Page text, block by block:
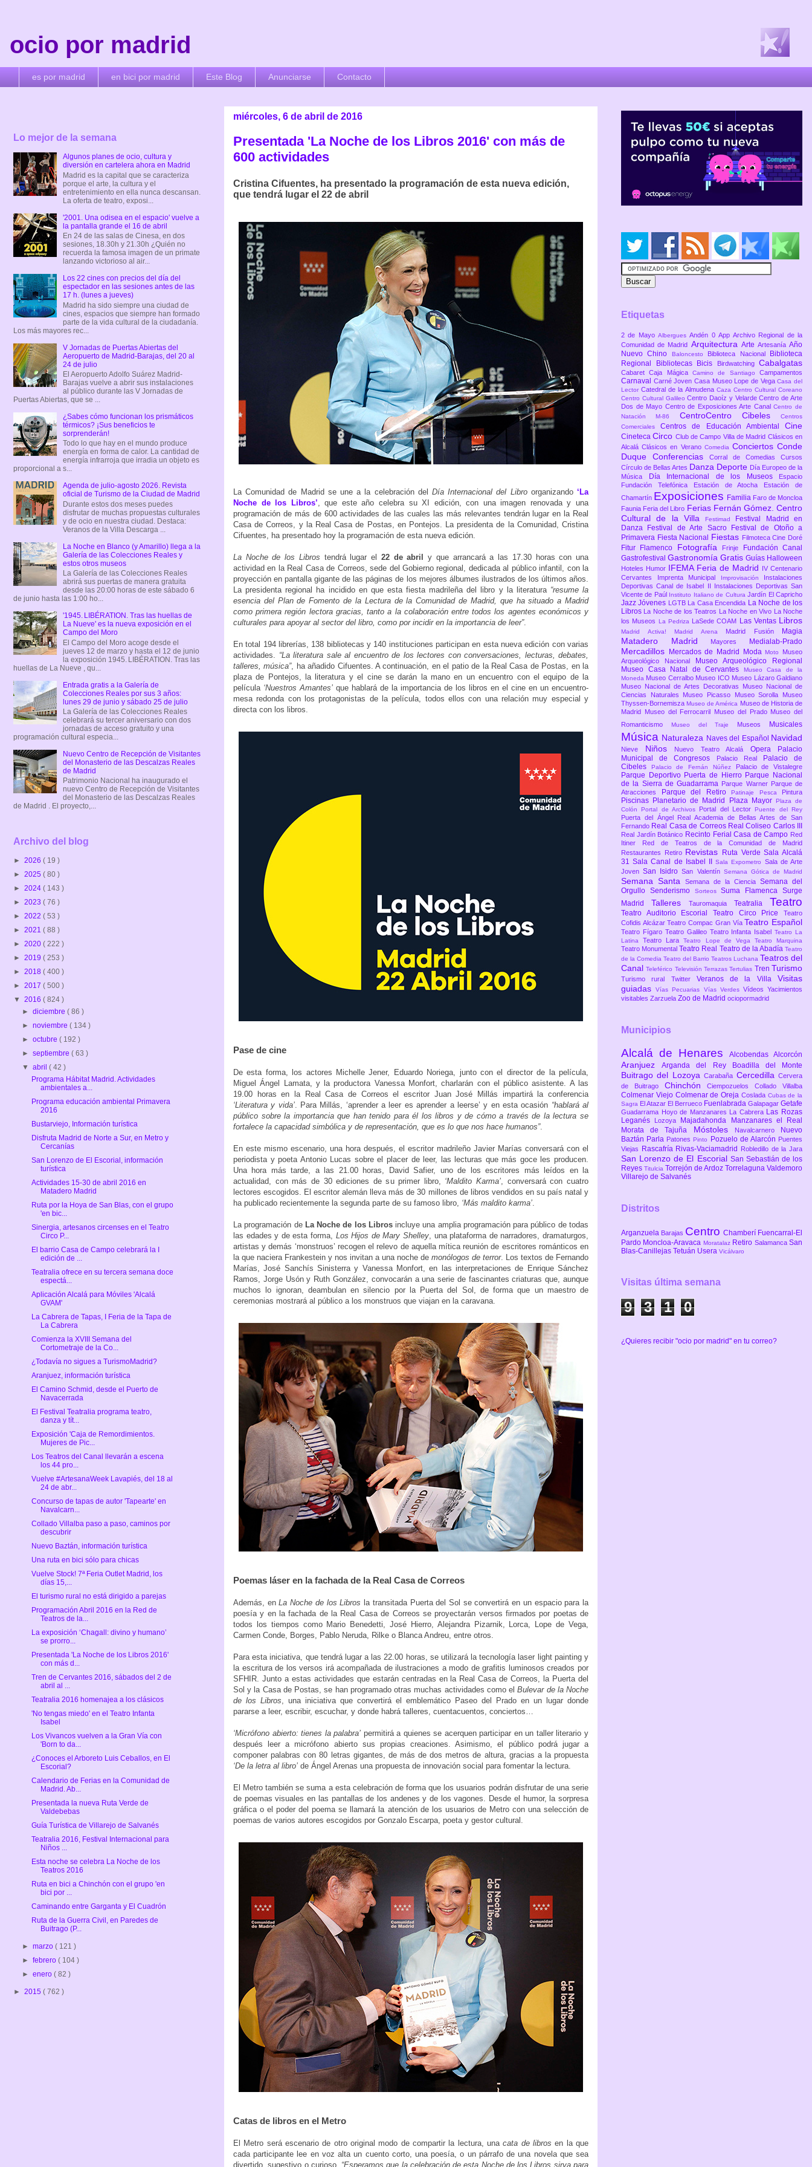
ocio por madrid
es por madrid en bici por madrid Este Blog Anunciarse Contacto
miércoles, 6 de abril de 2016
Presentada 'La Noche de los Libros 2016' con más de
600 actividades
Cristina Cifuentes, ha presentado la programación de esta nueva edición,
que tendrá lugar el 22 de abril
La Comunidad de Madrid se une a la celebración del Día Internacional del Libroorganizando‘La
Noche de los Libros’, que este año celebra su XI edición, con una imagen renovada y una
programación de más de 600 actividades de las cuales las más relevantes tendrán lugar en la Real
Casa de Correos, y la Real Casa de Postas, en Pontejos. La presidenta de la Comunidad, Cristina
Cifuentes, ha presentado hoy la programación de esta nueva edición.
La Noche de los Libros tendrá lugar el 22 de abrily que arrancará a las 17.30 horas con una
actividad en la Real Casa de Correos, sede del Gobierno regional, dedicada al público infantil, con la
proyección en pantalla gigante de las páginas de los mejores álbumes ilustrados de los últimos años.
La presidenta regional ha incidido en que esta fiesta madrileña del libro y la literatura “resume la
esencia del Plan de Fomento de la Lectura de la Comunidad de Madrid, que ha situado a Madrid
como primera región lectora gracias, tanto a la colaboración entre todos los agentes económicos y
culturales para apoyar al sector del libro, como por incidir en la importancia de leer”.
En total 194 librerías, 138 bibliotecas y 140 instituciones participan en esta nueva edición con varias
actividades. “La literatura sale al encuentro de los lectores con conversaciones, lecturas, debates,
talleres, música”, ha añadido Cifuentes. A continuación, en el patio de la Real Casa de Postas, en la
plaza de Pontejos, la literatura y el cine se darán la mano en un encuentro con el equipo de la
película ‘Nuestros Amantes’ que hablará de la importancia de los libros en el cine en un encuentro-
mesa redonda con los protagonistas de la película, todos ellos con una relación muy especial y
directa con los libros.
Pase de cine
De esta forma, los actores Michelle Jener, Eduardo Noriega, junto con el director de la película,
Miguel Ángel Lamata, y la productora Vanessa Monfort, charlarán con el público asistente. A las
19.00 horas en la Real Casa de Correos el escritor Juan José Millás impartirá la conferencia
‘Literatura y vida’. Para Millás, ‘aprender a leer es aprender a leerse’ y en esta ocasión “hablará al
público sobre la importancia que han tenido para él los libros y de cómo a través de la lectura se
fortalece la capacidad simbólica y de representación, que es lo que nos hace humanos”.
En este mismo escenario, una hora después, el escritor madrileño Javier Marías conversará con el
periodista y poeta Antonio Lucas sobre el placer de leer, las lecturas que más goce les producen.
Una hora más tarde, a las 21.00 horas, David Safier, uno de los escritores más leídos en la
actualidad, con más de 30 ediciones de su primer libro, ‘Maldito Karma’, conversará con cuatro
lectores escogidos. El escritor alemán lleva más de 30 millones de libros vendidos en su país natal y
ha publicado recientemente la segunda parte de su famoso libro, ‘Más maldito karma’.
La programación de La Noche de los Librosincluye una amplia programación para público de todas
las edades y de esta forma, Los Hijos de Mary Shelley, una plataforma de narradores, dramaturgos,
artistas y demás ‘monstruos’ recogen el relevo de aquella mítica reunión de escritores románticos en
la que naciera Frankestein y nos invitan a una noche de monólogos de terror. Los textos de Fernando
Marías, José Sanchís Sinisterra y Vanessa Monfort, en las interpretaciones de Enrique Sánchez
Ramos, Jorge Usón y Ruth González, convocarán a una serie de fascinantes criaturas que, aunque
muchos lo ignoran, deambulan en silencio por la Puerta del Sol, de forma que un maestro de
ceremonias mostrará al público a los monstruos que viajan en la caravana.
Poemas láser en la fachada de la Real Casa de Correos
Además, enLa Noche de los Libros la transitada Puerta del Sol se convertirá en un espacio para la
poesía y en la fachada de la Real Casa de Correos se proyectarán versos firmados por poetas de
todos los tiempos como Mario Benedetti, José Hierro, Alejandra Pizarnik, Lorca, Lope de Vega,
Carmen Conde, Borges, Pablo Neruda, Rilke o Blanca Andreu, entre otros.
Para esta iniciativa, que tendrá lugar a las 22.00 horas, se utilizará la tecnología laser light painting y
la escritura de los versos irá acompañada de ilustraciones a modo de grafitis luminosos creados por
SFHIR. Junto a estas actividades que estarán centradas en la Real Casa de Correos, la Puerta del
Sol y la Casa de Postas, se han programado otras muchas actividades como elBulevar de la Noche
de los Libros, una iniciativa que convertirá el emblemático Paseo del Prado en un lugar donde
pararse a leer, escribir, escuchar, y donde habrá talleres, cuentacuentos, conciertos…
‘Micrófono abierto: tienes la palabra’ permitirá a quienes se acerquen participar en un taller literario y
después leer a micrófono abierto sus propias creaciones. Asimismo, el público podrá jugar a
componer palabras con 80 letras gigantes, de más de dos metros de altura, gracias a la propuesta
‘De la letra al libro’ de Ángel Arenas una propuesta de innovación social para fomentar la lectura.
El Metro también se suma a esta celebración de forma que los usuarios podrán disfrutar de una serie
de poemas visuales en las pantallas de los andenes y de los vagones. Desde el humor, la sorpresa
gráfica o el poder del poema se llamará la atención de los usuarios de Metro con una selección de
poemas de varios autores escogidos por Gonzalo Escarpa, poeta y gestor cultural.
Catas de libros en el Metro
El Metro será escenario de otro original modo de compartir la lectura, unacata de libros en la que
cada participante lee en voz alta un cuento corto, una poesía, o un párrafo de una novela que sea
divertido, sugestivo o curioso. “Esperamos que la celebración de esta Noche de los Libros sirva para
Lo mejor de la semana
Algunos planes de ocio, cultura y
diversión en cartelera ahora en Madrid
Madrid es la capital que se caracteriza
porque el arte, la cultura y el
entretenimiento en ella nunca descansan.
La oferta de teatro, exposi...
'2001. Una odisea en el espacio' vuelve a
la pantalla grande el 16 de abril
En 24 de las salas de Cinesa, en dos
sesiones, 18.30h y 21.30h ¿Quién no
recuerda la famosa imagen de un primate
lanzando victorioso al air...
Los 22 cines con precios del día del
espectador en las sesiones antes de las
17 h. (lunes a jueves)
Madrid ha sido siempre una ciudad de
cines, espacios que siempre han formado
parte de la vida cultural de la ciudadanía.
Los más mayores rec...
V Jornadas de Puertas Abiertas del
Aeropuerto de Madrid-Barajas, del 20 al
24 de julio
El Aeropuerto Adolfo Suárez Madrid-
Barajas vuelve a abrir sus instalaciones
al público durante las V Jornadas de
Puertas Abiertas, que se ...
¿Sabes cómo funcionan los prismáticos
térmicos? ¡Sus beneficios te
sorprenderán!
Todo lo que hay en el mundo produce
energía en forma de calor. La cantidad de
energía infrarroja que irradia un objeto es
proporcional a s...
Agenda de julio-agosto 2026. Revista
oficial de Turismo de la Ciudad de Madrid
Durante estos dos meses puedes
disfrutar de muchas propuestas culturales
y de ocio en nuestra ciudad. Destaca:
Veranos de la Villa Descarga ...
La Noche en Blanco (y Amarillo) llega a la
Galería de las Colecciones Reales y
estos otros museos
La Galería de las Colecciones Reales
abrirá sus puertas de manera gratuita
desde las 20:00 horas de este sábado 6
de junio hasta las 1:00 ho...
'1945. LIBÉRATION. Tras las huellas de
La Nueve' es la nueva exposición en el
Campo del Moro
El Campo del Moro acoge desde el
jueves 12 de marzo y hasta el 12 de junio
la exposición 1945. LIBÉRATION. Tras las
huellas de La Nueve , qu...
Entrada gratis a la Galería de
Colecciones Reales por sus 3 años:
lunes 29 de junio y sábado 25 de julio
La Galería de las Colecciones Reales
celebrará su tercer aniversario con dos
jornadas de acceso gratuito y una
programación cultural especia...
Nuevo Centro de Recepción de Visitantes
del Monasterio de las Descalzas Reales
de Madrid
Patrimonio Nacional ha inaugurado el
nuevo Centro de Recepción de Visitantes
del Monasterio de las Descalzas Reales
de Madrid . El proyecto,...
Archivo del blog
► 2026 ( 19 )
► 2025 ( 80 )
► 2024 ( 143 )
► 2023 ( 76 )
► 2022 ( 53 )
► 2021 ( 88 )
► 2020 ( 222 )
► 2019 ( 253 )
► 2018 ( 400 )
► 2017 ( 500 )
▼ 2016 ( 824 )
►diciembre( 86 )
►noviembre( 134 )
►octubre( 192 )
►septiembre( 63 )
▼abril( 42 )
Programa Hábitat Madrid. Actividades
ambientales a...
Programa educación ambiental Primavera
2016
Bustarviejo, Información turística
Disfruta Madrid de Norte a Sur, en Metro y
Cercanías
San Lorenzo de El Escorial, información
turística
Actividades 15-30 de abril 2016 en
Matadero Madrid
Ruta por la Hoya de San Blas, con el grupo
'en bic...
Sinergia, artesanos circenses en el Teatro
Circo P...
El barrio Casa de Campo celebrará la I
edición de ...
Teatralia ofrece en su tercera semana doce
espectá...
Aplicación Alcalá para Móviles 'Alcalá
GVAM'
La Cabrera de Tapas, I Feria de la Tapa de
La Cabrera
Comienza la XVIII Semana del
Cortometraje de la Co...
¿Todavía no sigues a TurismoMadrid?
Aranjuez, información turística
El Camino Schmid, desde el Puerto de
Navacerrada
El Festival Teatralia programa teatro,
danza y tít...
Exposición 'Caja de Remordimientos.
Mujeres de Pic...
Los Teatros del Canal llevarán a escena
los 44 pro...
Vuelve #ArtesanaWeek Lavapiés, del 18 al
24 de abr...
Concurso de tapas de autor 'Tapearte' en
Navalcarn...
Collado Villalba paso a paso, caminos por
descubrir
Nuevo Baztán, información turística
Una ruta en bici sólo para chicas
Vuelve Stock! 7ª Feria Outlet Madrid, los
días 15,...
El turismo rural no está dirigido a parejas
Programación Abril 2016 en la Red de
Teatros de la...
La exposición ‘Chagall: divino y humano’
se prorro...
Presentada 'La Noche de los Libros 2016'
con más d...
Tren de Cervantes 2016, sábados del 2 de
abril al ...
Teatralia 2016 homenajea a los clásicos
'No tengas miedo' en el Teatro Infanta
Isabel
Los Vivancos vuelven a la Gran Vía con
'Born to da...
¿Conoces el Arboreto Luis Ceballos, en El
Escorial?
Calendario de Ferias en la Comunidad de
Madrid. Ab...
Presentada la nueva Ruta Verde de
Valdebebas
Guía Turística de Villarejo de Salvanés
Teatralia 2016, Festival Internacional para
Niños ...
Esta noche se celebra La Noche de los
Teatros 2016
Ruta en bici a Chinchón con el grupo 'en
bici por ...
Caminando entre Garganta y El Cuadrón
Ruta de la Guerra Civil, en Paredes de
Buitrago (P...
►marzo( 121 )
►febrero( 104 )
►enero( 82 )
► 2015 ( 762 )
Etiquetas
2 de Mayo AlberguesAndén 0 AppArchivo Regional de la
Comunidad de Madrid Arquitectura Arte ArtesaníaAño
Nuevo Chino
Baloncesto Biblioteca Nacional
Biblioteca
Regional
Bibliotecas Bicis Birdwatching Cabalgatas
CabaretCaja MágicaCamino de SantiagoCampamentos
Carnaval Carné JovenCasa Museo Lope de VegaCasa del
LectorCatedral de la Almudena Caza Centro Cultural Coreano
Centro Cultural GalileoCentro Daoíz y VelardeCentro de Arte
Dos de Mayo Centro de Exposiciones Arte CanalCentro de
Natación M-86 CentroCentro Cibeles
Centros
ComercialesCentros de Educación AmbientalCine
CinetecaCirco Club de Campo Villa de Madrid Clásicos en
AlcaláClásicos en Verano Comedia ConciertosConde
Duque Conferencias Corral de Comedias Cursos
Círculo de Bellas Artes Danza Deporte Día Europeo de la
Música
Día Internacional de los Museos
Espacio
Fundación Telefónica
Estación de Atocha
Estación de
Chamartín Exposiciones Familia Faro de Moncloa
Faunia Feria del Libro Ferias Fernán Gómez. Centro
Cultural de la VillaFestimad
Festival Madrid en
Danza
Festival de Arte Sacro
Festival de Otoño a
Primavera Fiesta Nacional Fiestas Filmoteca Cine Doré
Fitur Flamenco Fotografía Frinje
Fundación Canal
Gastrofestival Gastronomía Gratis Guías Halloween
Hoteles Humor IFEMA Feria de Madrid
IV Centenario
Cervantes
Imprenta Municipal Improvisación
Instalaciones
Deportivas Canal de Isabel II
Instalaciones Deportivas San
Vicente de Paúl
Instituto Italiano de CulturaJardín El Capricho
JazzJóvenes LGTB La Casa Encendida La Noche de los
Libros
La Noche de los Teatros La Noche en Vivo
La Noche
los Museos
La Pedriza LaSede COAM Las Ventas Libros
Madrid Activa! Madrid Arena Madrid Fusión Magia
Matadero Madrid Mayores Medialab-Prado
Mercadillos Mercados de Madrid ModaMoto Museo
Arqueológico Nacional
Museo Arqueológico Regional
Museo Casa Natal de Cervantes
Museo Casa de la
Moneda Museo Cerralbo Museo ICO Museo Lázaro Galdiano
Museo Nacional de Artes Decorativas Museo Nacional de
Ciencias Naturales Museo Picasso Museo Sorolla Museo
Thyssen-BornemiszaMuseo de América Museo de Historia de
Madrid
Museo del Ferrocarril Museo del Prado Museo del
Romanticismo
Museo del Traje Museos Musicales
Música Naturaleza Naves del Español Navidad
Nieve Niños Nuevo Teatro Alcalá Opera
Palacio
Municipal de Congresos
Palacio Real
Palacio de
Cibeles
Palacio de Fernán Núñez Palacio de Vistalegre
Parque Deportivo Puerta de Hierro Parque Nacional
de la Sierra de Guadarrama Parque Warner Parque de
Atracciones
Parque del Retiro Patinaje Pesca Pintura
Piscinas Planetario de Madrid Plaza Mayor
Plaza de
Colón Portal de Archivos Portal del LectorPuente del Rey
Puerta del Ángel
Real Academia de Bellas Artes de San
Fernando Real Casa de Correos Real Coliseo Carlos III
Real Jardín Botánico Recinto Ferial Casa de Campo Red
Itiner
Red de Teatros de la Comunidad de Madrid
Restaurantes
Retiro Revistas Ruta VerdeSala Alcalá
31Sala Canal de Isabel IISala Expometro Sala de Arte
JovenSan IsidroSan Valentín Semana Gótica de Madrid
Semana Santa Semana de la Ciencia Semana del
Orgullo Senderismo SorteosSuma FlamencaSurge
Madrid Talleres Tauromaquia Teatralia Teatro
Teatro Auditorio Escorial Teatro Circo Price Teatro
Cofidis AlcázarTeatro Compac Gran Vía Teatro Español
Teatro Fígaro Teatro Galileo Teatro Infanta IsabelTeatro La
Latina Teatro LaraTeatro Lope de Vega Teatro Marquina
Teatro Monumental Teatro Real Teatro de la Abadía Teatro
de la Comedia Teatro del Barrio Teatros Luchana Teatros del
CanalTeleférico TelevisiónTerrazasTertulias Tren Turismo
Turismo rural Twitter Veranos de la VillaVisitas
guiadasVías Pecuarias Vías Verdes VídeosYacimientos
visitables Zarzuela Zoo de Madrid ociopormadrid
Municipios
Alcalá de Henares Alcobendas Alcorcón
AranjuezArganda del Rey Boadilla del Monte
Buitrago del LozoyaCarabaña CercedillaCervera
de Buitrago ChinchónCiempozuelosCollado Villalba
Colmenar Viejo Colmenar de Oreja Coslada Cubas de la
Sagra El Atazar El Berrueco Fuenlabrada Galapagar Getafe
Guadarrama Hoyo de Manzanares La Cabrera Las Rozas
Leganés
Lozoya Majadahonda
Manzanares el Real
Morata de Tajuña Móstoles Navalcarnero
Nuevo
Baztán Parla PatonesPinto Pozuelo de Alarcón Puentes
Viejas
Rascafría Rivas-Vaciamadrid Robledillo de la Jara
San Lorenzo de El Escorial San Sebastián de los
Reyes Titulcia Torrejón de Ardoz Torrelaguna Valdemoro
Villarejo de Salvanés
Distritos
Arganzuela Barajas Centro Chamberí Fuencarral-El
Pardo Moncloa-Aravaca Moratalaz Retiro SalamancaSan
Blas-Canillejas Tetuán Usera Vicálvaro
Visitas última semana
9 3 1 0
¿Quieres recibir "ocio por madrid" en tu correo?